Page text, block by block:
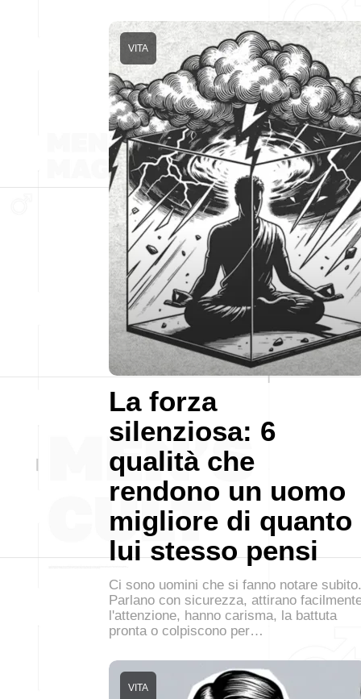
La forza
silenziosa: 6
qualità che
rendono un uomo
migliore di quanto
lui stesso pensi
VITA
Ci sono uomini che si fanno notare subito.
Parlano con sicurezza, attirano
l'attenzione, hanno carisma, la battuta
pronta o colpiscono per…
VITA